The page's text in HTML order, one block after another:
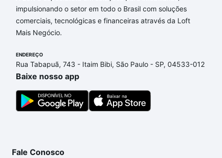
Imóveis com 4 vagas à venda em São Geraldo, Belo
Horizonte, MG que custam a partir de R$ 0 e com
nossas opções de financiamento imobiliário as
ainda tem alguma dúvida dos custos envolvidos no
processo de compra, veja em nosso portal quanto
custa comprar um apartamento
gente para comprar o imóvel dos seus sonhos com
segurança e conforto. Loft, com você até as
impulsionando o setor em todo o Brasil com soluções
comerciais, tecnológicas e financeiras através da Loft
Mais Negócio.
ENDEREÇO
Rua Tabapuã, 743 - Itaim Bibi, São Paulo - SP, 04533-012
Baixe nosso app
Fale Conosco